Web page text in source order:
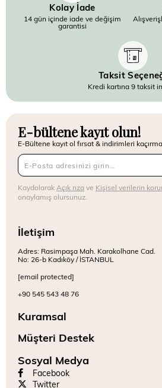
Kolay İade
14 gün içinde iade ve değişim
garantisi
Taksit
Kredi kartına 9 taksit
E-bültene kayıt olun!
E-Bültene kayıt ol fırsat & indirimleri
Kaydolarak Açık rızave Kişisel verilerin
onaylamış olursunuz.
İletişim
Adres: Rasimpaşa Mah. Karakolhane Cad.
No: 26-b Kadıköy / İSTANBUL
[email protected]
+90 545 543 48 76
Kuramsal
Müşteri Destek
Sosyal Medya
Facebook
Twitter